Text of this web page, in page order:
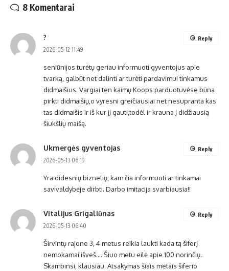
8 Komentarai
?
2026-05-12 11:49
seniūnijos turėtų geriau informuoti gyventojus apie
tvarką, galbūt net dalinti ar turėti pardavimui tinkamus
didmaišius. Vargiai ten kaimų Koops parduotuvėse būna
pirkti didmaišių,o vyresni greičiausiai net nesupranta kas
tas didmaišis ir iš kur jį gauti,todėl ir krauna į didžiausią
šiukšlių maišą.
Reply
Ukmergės gyventojas
2026-05-13 06:19
Yra didesnių biznelių, kam čia informuoti ar tinkamai
savivaldybėje dirbti. Darbo imitacija svarbiausia!!
Reply
Vitalijus Grigaliūnas
2026-05-13 06:40
Širvintų rajone 3, 4 metus reikia laukti kada tą šiferį
nemokamai išveš…. Šiuo metu eilė apie 100 norinčių.
Skambinsi, klausiau. Atsakymas šiais metais šiferio
Reply